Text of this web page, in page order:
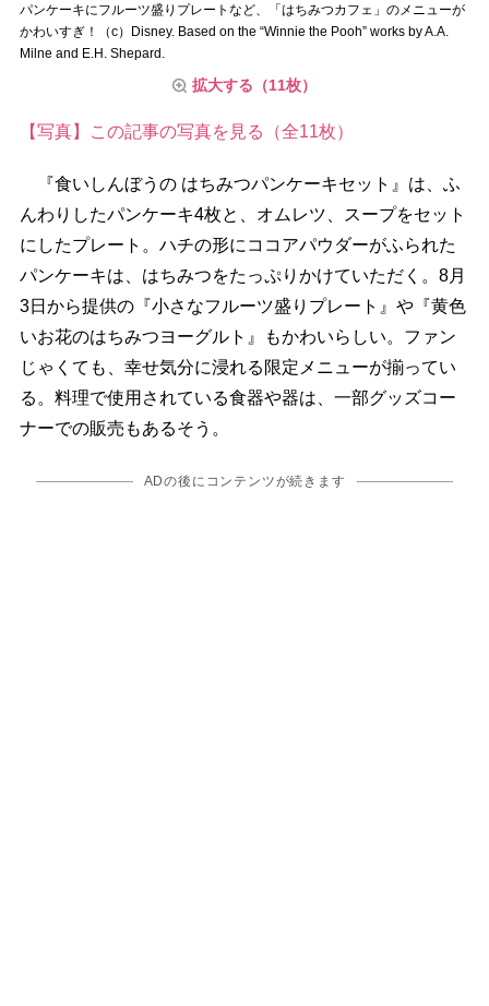
パンケーキにフルーツ盛りプレートなど、「はちみつカフェ」のメニューが
かわいすぎ！（c）Disney. Based on the “Winnie the Pooh” works by A.A.
Milne and E.H. Shepard.
拡大する（11枚）
【写真】この記事の写真を見る（全11枚）
『食いしんぼうの はちみつパンケーキセット』は、ふ
んわりしたパンケーキ4枚と、オムレツ、スープをセット
にしたプレート。ハチの形にココアパウダーがふられた
パンケーキは、はちみつをたっぷりかけていただく。8月
3日から提供の『小さなフルーツ盛りプレート』や『黄色
いお花のはちみつヨーグルト』もかわいらしい。ファン
じゃくても、幸せ気分に浸れる限定メニューが揃ってい
る。料理で使用されている食器や器は、一部グッズコー
ナーでの販売もあるそう。
ADの後にコンテンツが続きます